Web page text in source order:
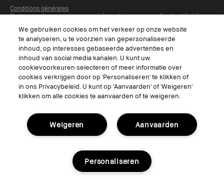
Choisissez Une Langue
Conditions générales
Ne pas vendre ou partager mes informations personnelles / publicités
Limiter l'utilisation de mes informations personnelles sensibles
Politique de confidentialité
Accessibilité
We gebruiken cookies om het verkeer op onze website
te analyseren, u te voorzien van gepersonaliseerde
inhoud, op interesses gebaseerde advertenties en
inhoud van social media kanalen. U kunt uw
cookievoorkeuren selecteren of meer informatie over
cookies verkrijgen door op 'Personaliseren' te klikken of
in ons Privacybeleid. U kunt op 'Aanvaarden' of 'Weigeren'
klikken om alle cookies te aanvaarden of te weigeren.
Aanvaarden
Weigeren
Personaliseren